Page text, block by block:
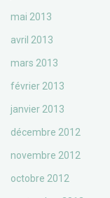
mai 2013
avril 2013
mars 2013
février 2013
janvier 2013
décembre 2012
novembre 2012
octobre 2012